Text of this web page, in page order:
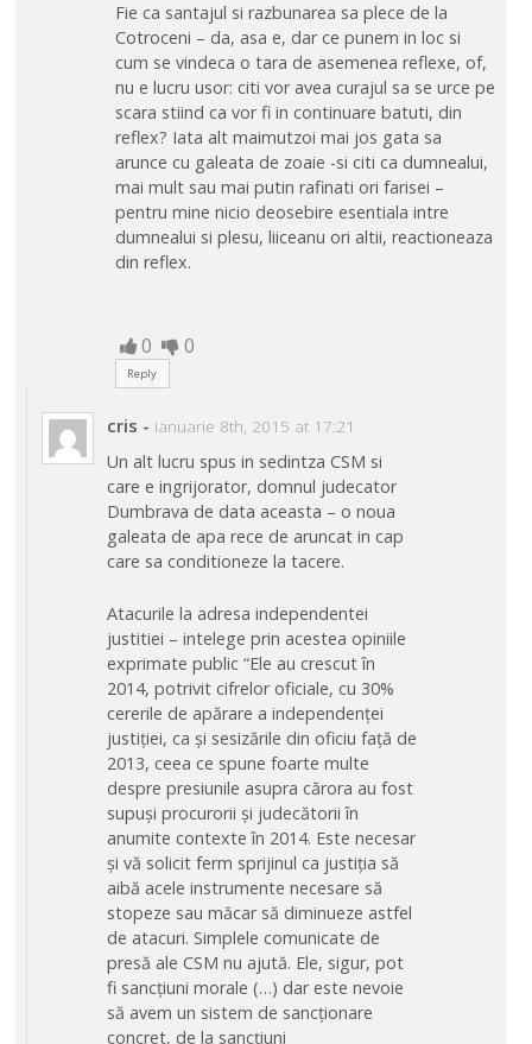
Fie ca santajul si razbunarea sa plece de la
Cotroceni – da, asa e, dar ce punem in loc si
cum se vindeca o tara de asemenea reflexe, of,
nu e lucru usor: citi vor avea curajul sa se urce pe
scara stiind ca vor fi in continuare batuti, din
reflex? Iata alt maimutzoi mai jos gata sa
arunce cu galeata de zoaie -si citi ca dumnealui,
mai mult sau mai putin rafinati ori farisei –
pentru mine nicio deosebire esentiala intre
dumnealui si plesu, liiceanu ori altii, reactioneaza
din reflex.
0 0
Reply
cris - ianuarie 8th, 2015 at 17:21
Un alt lucru spus in sedintza CSM si
care e ingrijorator, domnul judecator
Dumbrava de data aceasta – o noua
galeata de apa rece de aruncat in cap
care sa conditioneze la tacere.
Atacurile la adresa independentei
justitiei – intelege prin acestea opiniile
exprimate public “Ele au crescut în
2014, potrivit cifrelor oficiale, cu 30%
cererile de apărare a independenței
justiției, ca și sesizările din oficiu față de
2013, ceea ce spune foarte multe
despre presiunile asupra cărora au fost
supuși procurorii și judecătorii în
anumite contexte în 2014. Este necesar
și vă solicit ferm sprijinul ca justiția să
aibă acele instrumente necesare să
stopeze sau măcar să diminueze astfel
de atacuri. Simplele comunicate de
presă ale CSM nu ajută. Ele, sigur, pot
fi sancțiuni morale (…) dar este nevoie
să avem un sistem de sancționare
concret, de la sancțiuni